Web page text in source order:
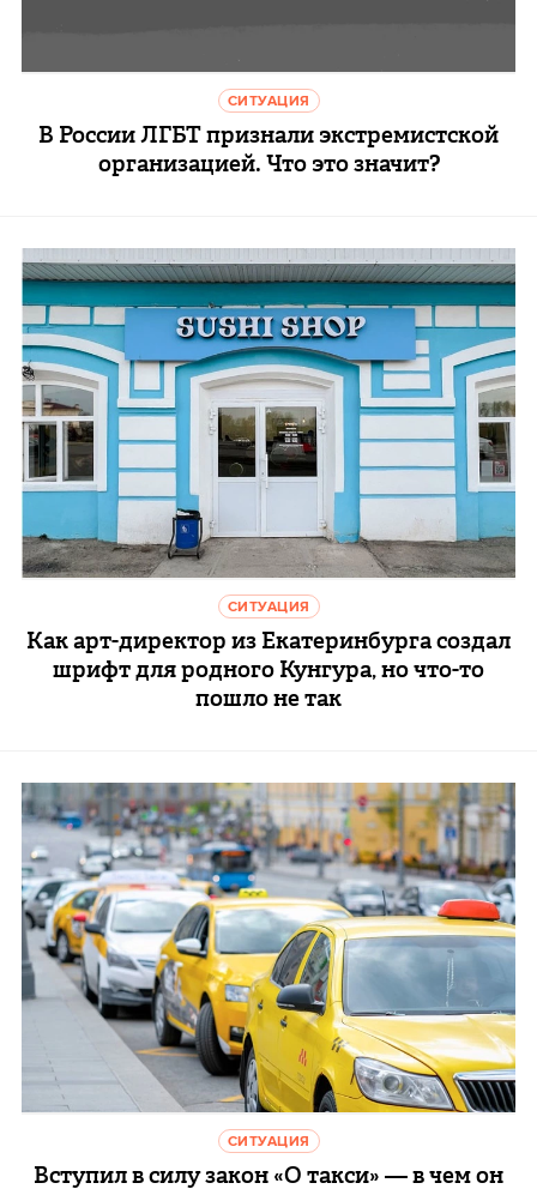
СИТУАЦИЯ
В России ЛГБТ признали экстремистской
организацией. Что это значит?
СИТУАЦИЯ
Как арт-директор из Екатеринбурга создал
шрифт для родного Кунгура, но что-то
пошло не так
СИТУАЦИЯ
Вступил в силу закон «О такси» — в чем он